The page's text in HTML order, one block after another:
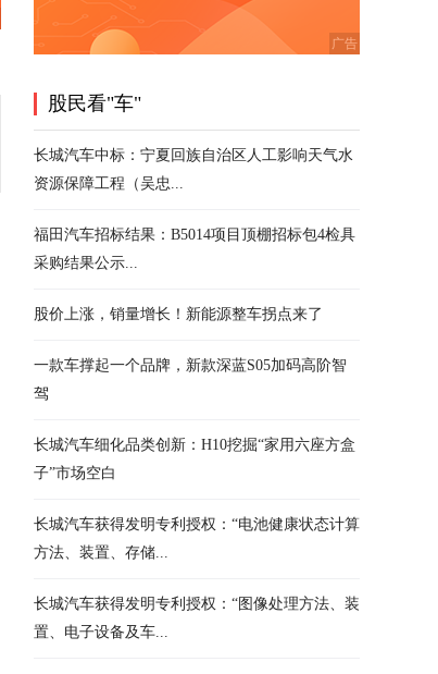
股民看"车"
长城汽车中标：宁夏回族自治区人工影响天气水
资源保障工程（吴忠...
福田汽车招标结果：B5014项目顶棚招标包4检具
采购结果公示...
股价上涨，销量增长！新能源整车拐点来了
一款车撑起一个品牌，新款深蓝S05加码高阶智
驾
长城汽车细化品类创新：H10挖掘“家用六座方盒
子”市场空白
长城汽车获得发明专利授权：“电池健康状态计算
方法、装置、存储...
长城汽车获得发明专利授权：“图像处理方法、装
置、电子设备及车...